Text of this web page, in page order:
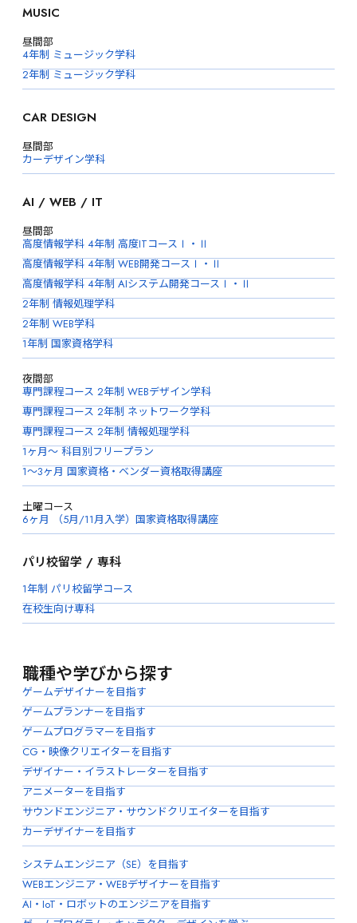
MUSIC
昼間部
4年制 ミュージック学科
2年制 ミュージック学科
CAR DESIGN
昼間部
カーデザイン学科
AI / WEB / IT
昼間部
高度情報学科 4年制 高度ITコースⅠ・Ⅱ
高度情報学科 4年制 WEB開発コースⅠ・Ⅱ
高度情報学科 4年制 AIシステム開発コースⅠ・Ⅱ
2年制 情報処理学科
2年制 WEB学科
1年制 国家資格学科
夜間部
専門課程コース 2年制 WEBデザイン学科
専門課程コース 2年制 ネットワーク学科
専門課程コース 2年制 情報処理学科
1ヶ月〜 科目別フリープラン
1〜3ヶ月 国家資格・ベンダー資格取得講座
土曜コース
6ヶ月 （5月/11月入学）国家資格取得講座
パリ校留学 / 専科
1年制 パリ校留学コース
在校生向け専科
職種や学びから探す
ゲームデザイナーを目指す
ゲームプランナーを目指す
ゲームプログラマーを目指す
CG・映像クリエイターを目指す
デザイナー・イラストレーターを目指す
アニメーターを目指す
サウンドエンジニア・サウンドクリエイターを目指す
カーデザイナーを目指す
システムエンジニア（SE）を目指す
WEBエンジニア・WEBデザイナーを目指す
AI・IoT・ロボットのエンジニアを目指す